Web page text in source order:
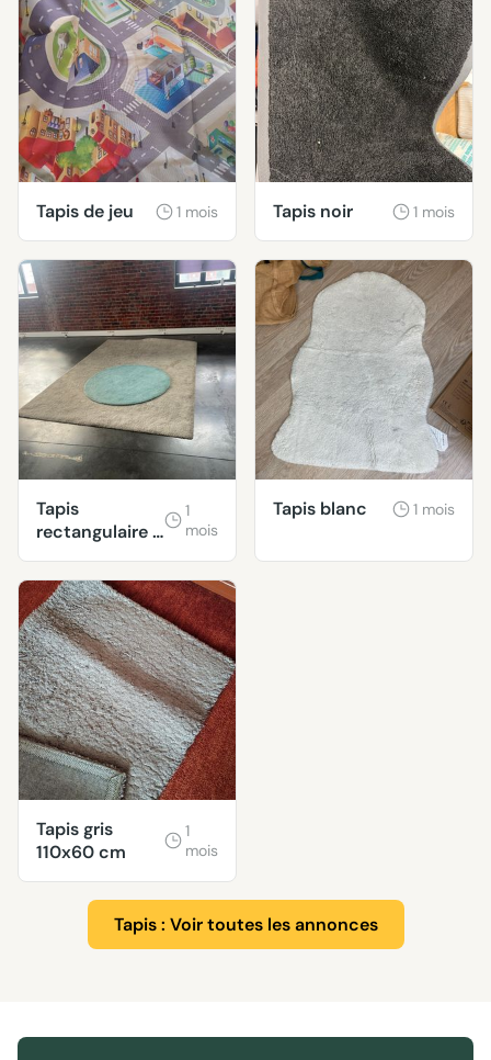
Tapis de jeu 1 mois Tapis noir 1 mois
Tapis
rectangulaire +
tapis rond
1
mois
Tapis blanc 1 mois
Tapis gris
110x60 cm
1
mois
Tapis : Voir toutes les annonces